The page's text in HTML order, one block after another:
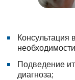
Консультация
Подведение
диагноза;